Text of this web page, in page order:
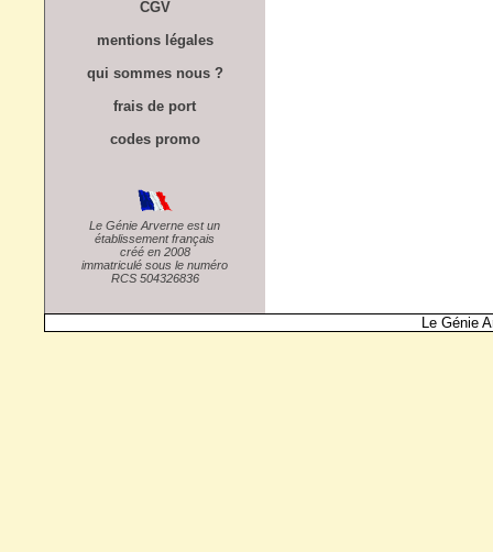
CGV
mentions légales
qui sommes nous ?
frais de port
codes promo
Le Génie Arverne est un
établissement français
créé en 2008
immatriculé sous le numéro
RCS 504326836
Le Génie